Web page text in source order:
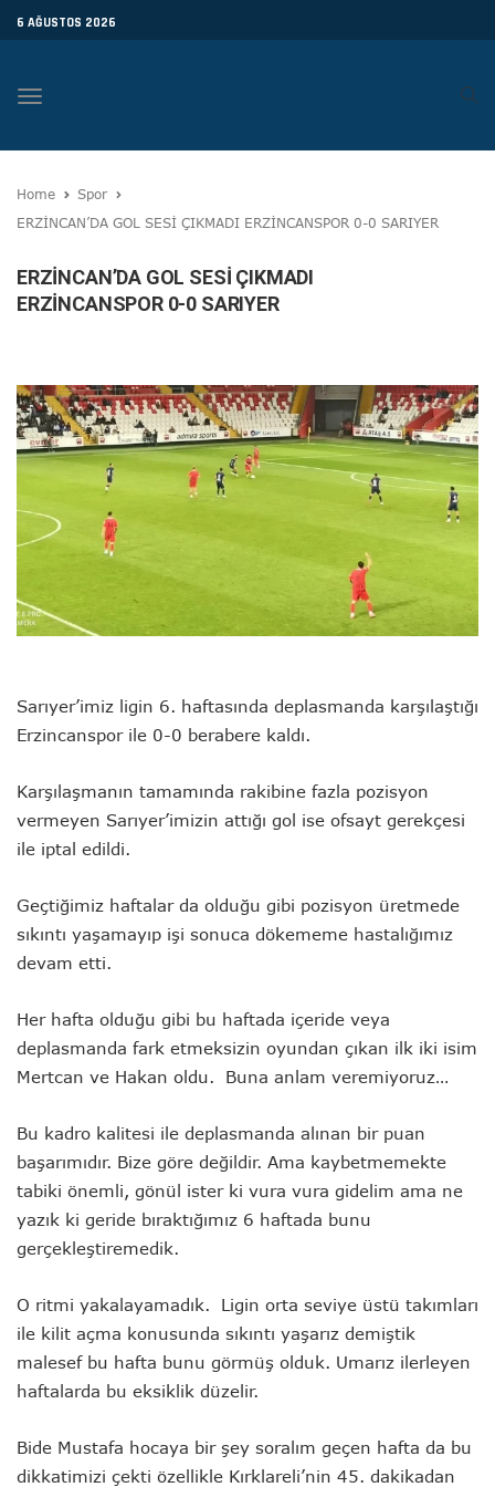
6 AĞUSTOS 2026
Toggle
Home
Spor
ERZİNCAN’DA GOL SESİ ÇIKMADI ERZİNCANSPOR 0-0 SARIYER
ERZİNCAN’DA GOL SESİ ÇIKMADI
ERZİNCANSPOR 0-0 SARIYER
Sarıyer’imiz ligin 6. haftasında deplasmanda karşılaştığı
Erzincanspor ile 0-0 berabere kaldı.
Karşılaşmanın tamamında rakibine fazla pozisyon
vermeyen Sarıyer’imizin attığı gol ise ofsayt gerekçesi
ile iptal edildi.
Geçtiğimiz haftalar da olduğu gibi pozisyon üretmede
sıkıntı yaşamayıp işi sonuca dökememe hastalığımız
devam etti.
Her hafta olduğu gibi bu haftada içeride veya
deplasmanda fark etmeksizin oyundan çıkan ilk iki isim
Mertcan ve Hakan oldu. Buna anlam veremiyoruz…
Bu kadro kalitesi ile deplasmanda alınan bir puan
başarımıdır. Bize göre değildir. Ama kaybetmemekte
tabiki önemli, gönül ister ki vura vura gidelim ama ne
yazık ki geride bıraktığımız 6 haftada bunu
gerçekleştiremedik.
O ritmi yakalayamadık. Ligin orta seviye üstü takımları
ile kilit açma konusunda sıkıntı yaşarız demiştik
malesef bu hafta bunu görmüş olduk. Umarız ilerleyen
haftalarda bu eksiklik düzelir.
Bide Mustafa hocaya bir şey soralım geçen hafta da bu
dikkatimizi çekti özellikle Kırklareli’nin 45. dakikadan